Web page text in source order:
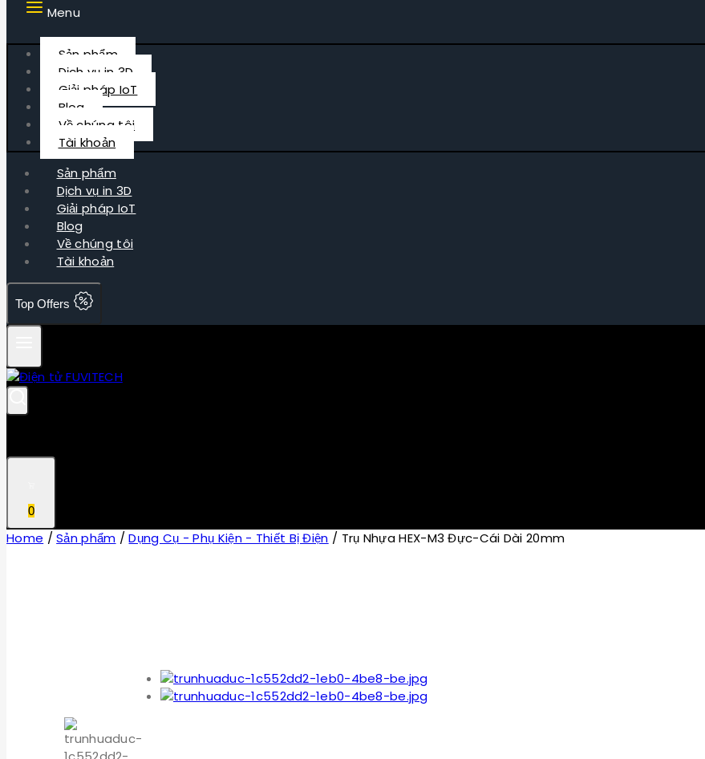
Menu
Sản phẩm
Dịch vụ in 3D
Giải pháp IoT
Blog
Về chúng tôi
Tài khoản
Sản phẩm
Dịch vụ in 3D
Giải pháp IoT
Blog
Về chúng tôi
Tài khoản
Top Offers
0
Home / Sản phẩm / Dụng Cụ - Phụ Kiện - Thiết Bị Điện / Trụ Nhựa HEX-M3 Đực-Cái Dài 20mm